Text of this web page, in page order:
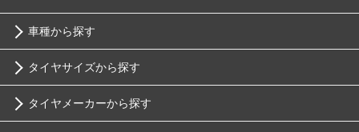
車種から探す
トヨタ
ニッサン
タイヤサイズから探す
10インチ
タイヤメーカーから探す